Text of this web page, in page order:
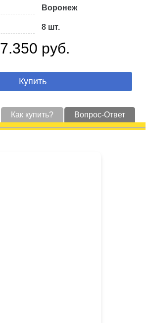
Воронеж
8 шт.
7.350 руб.
Купить
Как купить? Вопрос-Ответ